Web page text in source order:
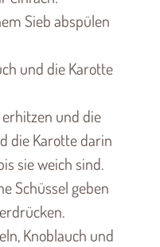
Sieb abspülen
und die Karotte
und die
die Karotte darin
sie weich sind.
Schüssel geben
Knoblauch und